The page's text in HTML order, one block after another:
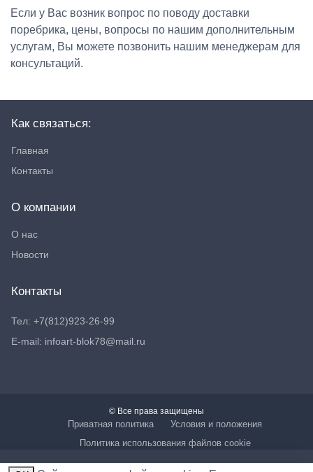
Если у Вас возник вопрос по поводу доставки
поребрика, цены, вопросы по нашим дополнительным
услугам, Вы можете позвонить нашим менеджерам для
консультаций.
Как связаться:
Главная
Контакты
О компании
О нас
Новости
Контакты
Тел: +7(812)923-26-99
E-mail: infoart-blok78@mail.ru
© Все права защищены
Приватная политика
Условия и положения
Политика использования файлов cookie